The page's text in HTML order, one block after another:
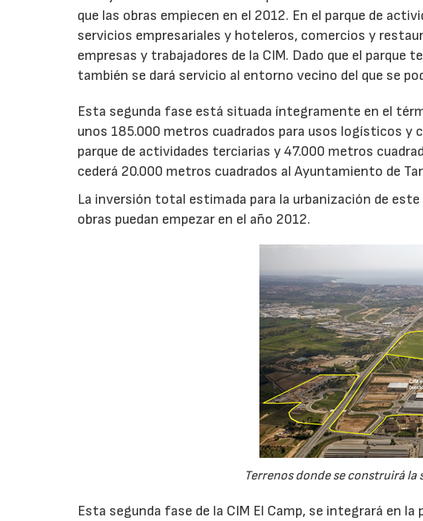
que las obras empiecen en el 2012. En el parque de
servicios empresariales y hoteleros, comercios y
empresas y trabajadores de la CIM. Dado que el parque
también se dará servicio al entorno vecino del que se
Esta segunda fase está situada íntegramente en el
unos 185.000 metros cuadrados para usos logísticos
parque de actividades terciarias y 47.000 metros
cederá 20.000 metros cuadrados al Ayuntamiento de
La inversión total estimada para la urbanización de
obras puedan empezar en el año 2012.
Terrenos donde se construirá la
Esta segunda fase de la CIM El Camp, se integrará en